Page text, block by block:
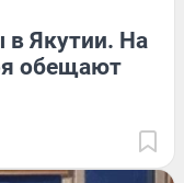
в Якутии. На
обещают